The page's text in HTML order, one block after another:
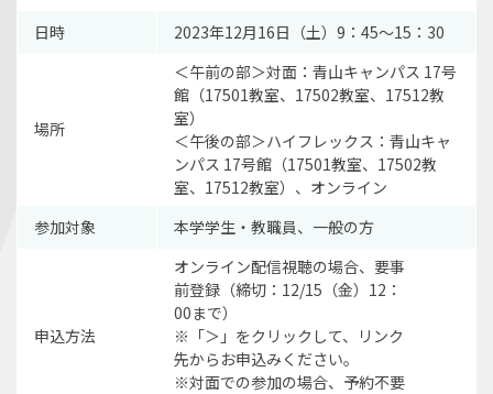
日時
2023年12月16日（土）9：45～15：30
場所
＜午前の部＞対面：青山キャンパス 17号
館（17501教室、17502教室、17512教
室）
＜午後の部＞ハイフレックス：青山キャ
ンパス 17号館（17501教室、17502教
室、17512教室）、オンライン
参加対象
本学学生・教職員、一般の方
申込方法
オンライン配信視聴の場合、要事
前登録（締切：12/15（金）12：
00まで）
※「＞」をクリックして、リンク
先からお申込みください。
※対面での参加の場合、予約不要